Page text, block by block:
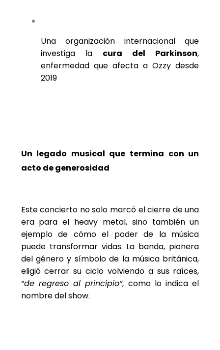
Una organización internacional que
investiga la cura del Parkinson,
enfermedad que afecta a Ozzy desde
2019
Un legado musical que termina con un
acto de generosidad
Este concierto no solo marcó el cierre de una
era para el heavy metal, sino también un
ejemplo de cómo el poder de la música
puede transformar vidas. La banda, pionera
del género y símbolo de la música británica,
eligió cerrar su ciclo volviendo a sus raíces,
“de regreso al principio”, como lo indica el
nombre del show.